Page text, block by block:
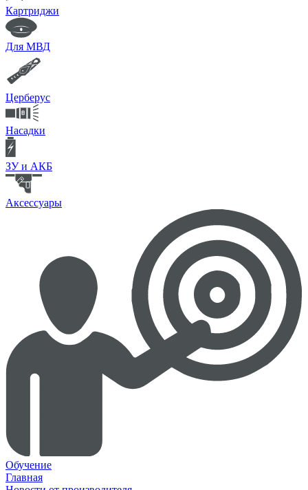
Картриджи
Для МВД
Церберус
Насадки
ЗУ и АКБ
Аксессуары
Обучение
Главная